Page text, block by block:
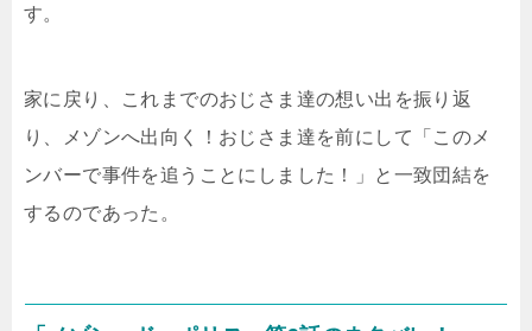
す。
家に戻り、これまでのおじさま達の想い出を振り返
り、メゾンへ出向く！おじさま達を前にして「このメ
ンバーで事件を追うことにしました！」と一致団結を
するのであった。